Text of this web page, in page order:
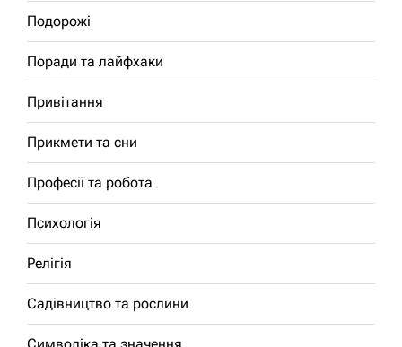
Подорожі
Поради та лайфхаки
Привітання
Прикмети та сни
Професії та робота
Психологія
Релігія
Садівництво та рослини
Символіка та значення